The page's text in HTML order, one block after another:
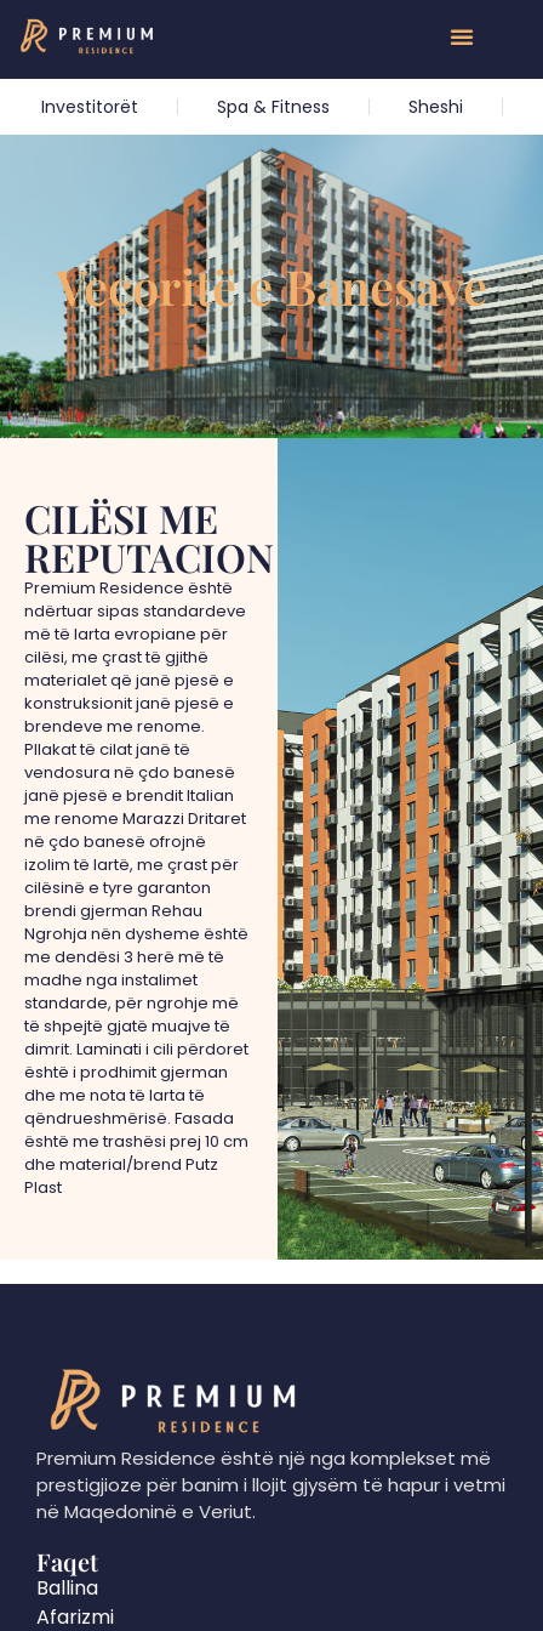
Investitorët Spa & Fitness Sheshi
Veçoritë e Banesave
CILËSI ME
REPUTACION
Premium Residence është
ndërtuar sipas standardeve
më të larta evropiane për
cilësi, me çrast të gjithë
materialet që janë pjesë e
konstruksionit janë pjesë e
brendeve me renome.
Pllakat të cilat janë të
vendosura në çdo banesë
janë pjesë e brendit Italian
me renome Marazzi Dritaret
në çdo banesë ofrojnë
izolim të lartë, me çrast për
cilësinë e tyre garanton
brendi gjerman Rehau
Ngrohja nën dysheme është
me dendësi 3 herë më të
madhe nga instalimet
standarde, për ngrohje më
të shpejtë gjatë muajve të
dimrit. Laminati i cili përdoret
është i prodhimit gjerman
dhe me nota të larta të
qëndrueshmërisë. Fasada
është me trashësi prej 10 cm
dhe material/brend Putz
Plast
Premium Residence është një nga komplekset më
prestigjioze për banim i llojit gjysëm të hapur i vetmi
në Maqedoninë e Veriut.
Faqet
Ballina
Afarizmi